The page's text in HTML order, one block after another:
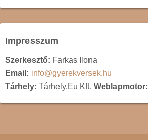
Impresszum
Szerkesztő: Farkas Ilona
Email: info@gyerekversek.hu
Tárhely: Tárhely.Eu Kft. Weblapmotor: